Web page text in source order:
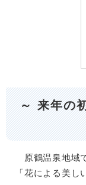
～ 来年の
原鶴温泉地域
「花による美し